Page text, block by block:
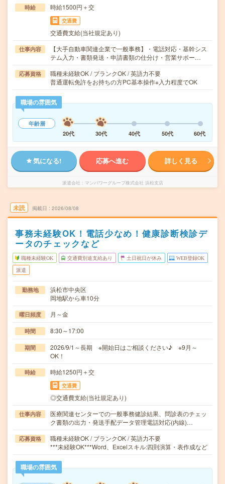
時給 時給1500円＋交
交通費
交通費支給(当社規定あり)
仕事内容
【大手自動車関連企業で一般事務】・電話対応・基幹シス
テム入力・書類発送・申請書類の仕分け・営業サポー…
応募資格
職種未経験OK / ブランクOK / 英語力不要
普通運転免許をお持ちの方PC基本操作※入力程度でOK
職場の雰囲気
年齢層
20代
30代 40代 50代 60代
気になる! 応募へ進む 詳しく見る
派遣会社 マンパワーグループ株式会社 浜松支店
未読 掲載日 2026/08/08
事務未経験OK！電話少なめ！健康診断検診デ
ータのチェックなど
職種未経験OK 交通費別途支給あり 土日祝日が休み WEB登録OK
派遣
勤務地
浜松市中央区
岡地駅から車10分
曜日頻度 月～金
時間 8:30～17:00
期間
2026/9/1～長期 ※開始日はご相談ください♪ ※9月～
OK！
時給 時給1250円＋交
交通費
◎交通費支給(当社規定あり)
仕事内容
医療関連センターでの一般事務健診結果、問診表のチェッ
ク書類の出力・発送手配データ管理電話対応(内線)…
応募資格
職種未経験OK / ブランクOK / 英語力不要
***未経験OK***Word、Excelスキル:四則演算・表作成など
職場の雰囲気